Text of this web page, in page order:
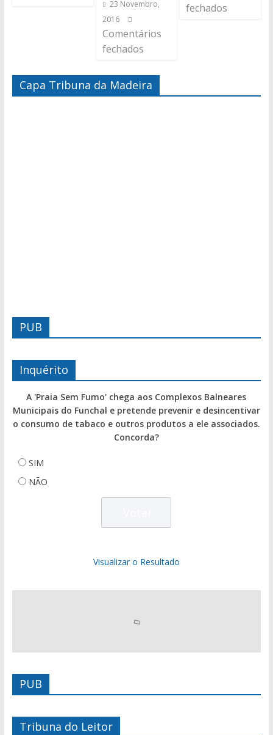
23 Novembro,
2016
Comentários
fechados
fechados
Capa Tribuna da Madeira
PUB
Inquérito
A 'Praia Sem Fumo' chega aos Complexos Balneares
Municipais do Funchal e pretende prevenir e desincentivar
o consumo de tabaco e outros produtos a ele associados.
Concorda?
SIM
NÃO
Visualizar o Resultado
PUB
Tribuna do Leitor